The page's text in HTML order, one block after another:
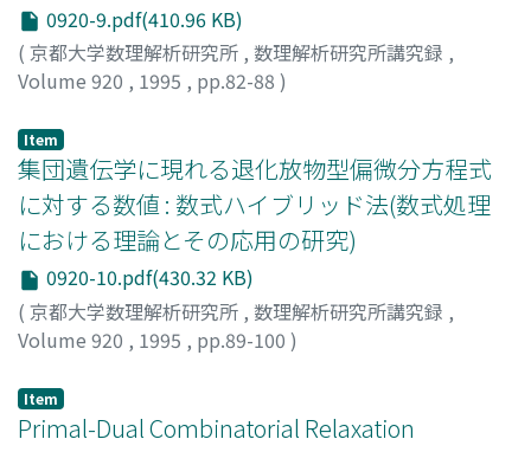
0920-9.pdf(410.96 KB)
( 京都大学数理解析研究所 , 数理解析研究所講究録 ,
Volume 920 , 1995 , pp.82-88 )
Item
集団遺伝学に現れる退化放物型偏微分方程式
に対する数値 : 数式ハイブリッド法(数式処理
における理論とその応用の研究)
0920-10.pdf(430.32 KB)
( 京都大学数理解析研究所 , 数理解析研究所講究録 ,
Volume 920 , 1995 , pp.89-100 )
Item
Primal-Dual Combinatorial Relaxation